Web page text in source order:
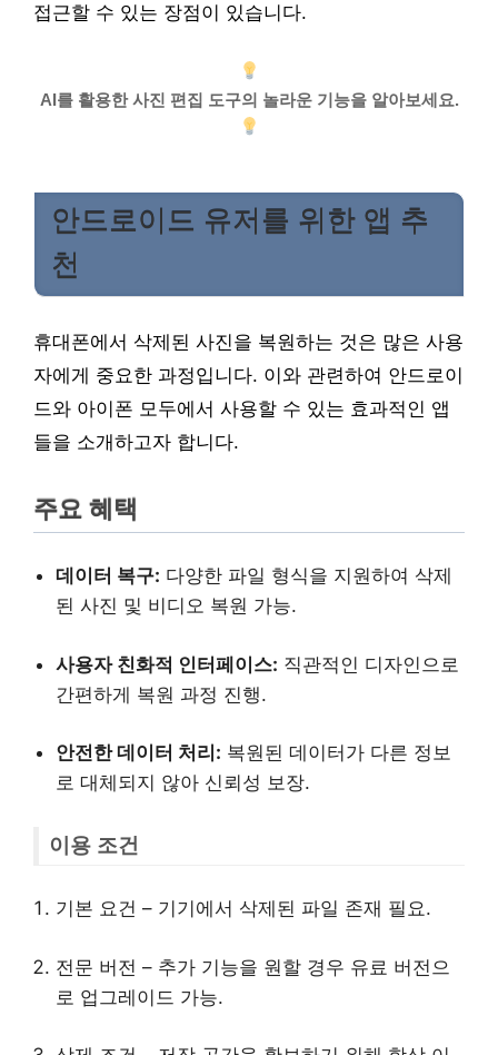
접근할 수 있는 장점이 있습니다.
AI를 활용한 사진 편집 도구의 놀라운 기능을 알아보세요.
안드로이드 유저를 위한 앱 추
천
휴대폰에서 삭제된 사진을 복원하는 것은 많은 사용
자에게 중요한 과정입니다. 이와 관련하여 안드로이
드와 아이폰 모두에서 사용할 수 있는 효과적인 앱
들을 소개하고자 합니다.
주요 혜택
데이터 복구: 다양한 파일 형식을 지원하여 삭제
된 사진 및 비디오 복원 가능.
사용자 친화적 인터페이스: 직관적인 디자인으로
간편하게 복원 과정 진행.
안전한 데이터 처리: 복원된 데이터가 다른 정보
로 대체되지 않아 신뢰성 보장.
이용 조건
기본 요건 – 기기에서 삭제된 파일 존재 필요.
전문 버전 – 추가 기능을 원할 경우 유료 버전으
로 업그레이드 가능.